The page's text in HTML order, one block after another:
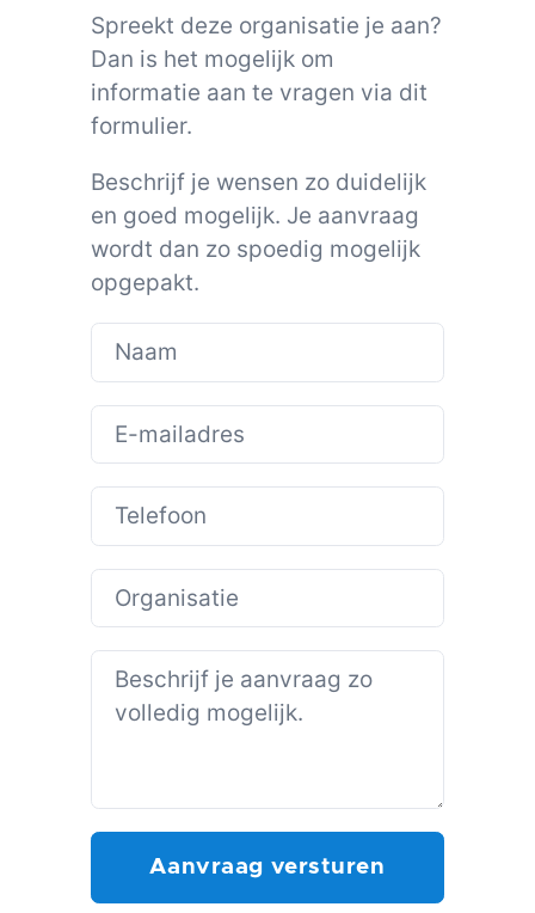
Spreekt deze organisatie je aan?
Dan is het mogelijk om
informatie aan te vragen via dit
formulier.
Beschrijf je wensen zo duidelijk
en goed mogelijk. Je aanvraag
wordt dan zo spoedig mogelijk
opgepakt.